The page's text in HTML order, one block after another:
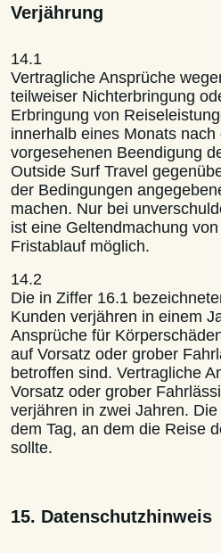
Verjährung
14.1
Vertragliche Ansprüche
teilweiser Nichterbringung
Erbringung von
innerhalb eines Monats nach
vorgesehenen Beendigung
Outside Surf Travel
der Bedingungen
machen. Nur bei
ist eine Geltendmachung
Fristablauf möglich.
14.2
Die in Ziffer 16.1
Kunden verjähren in einem
Ansprüche für
auf Vorsatz oder grober
betroffen sind. Vertragliche
Vorsatz oder grober
verjähren in zwei Jahren.
dem Tag, an dem die Reise
sollte.
15. Datenschutzhinweis